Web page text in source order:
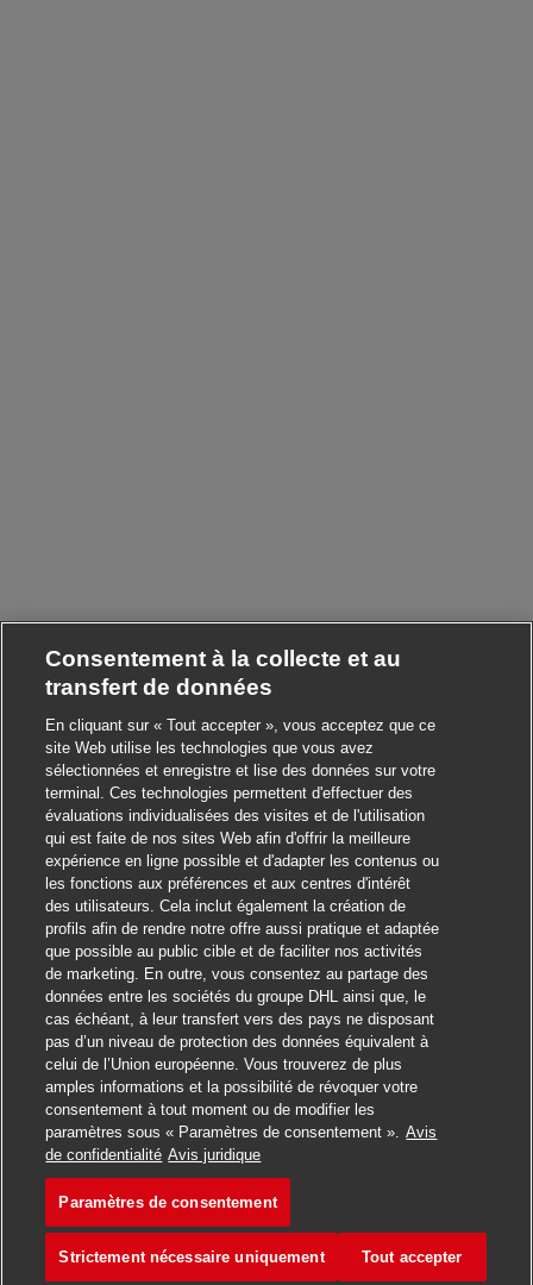
Postuler
Favori
Consentement à la collecte et au
transfert de données
En cliquant sur « Tout accepter », vous acceptez que ce
site Web utilise les technologies que vous avez
sélectionnées et enregistre et lise des données sur votre
terminal. Ces technologies permettent d'effectuer des
évaluations individualisées des visites et de l'utilisation
qui est faite de nos sites Web afin d'offrir la meilleure
expérience en ligne possible et d'adapter les contenus ou
les fonctions aux préférences et aux centres d'intérêt
des utilisateurs. Cela inclut également la création de
profils afin de rendre notre offre aussi pratique et adaptée
que possible au public cible et de faciliter nos activités
de marketing. En outre, vous consentez au partage des
données entre les sociétés du groupe DHL ainsi que, le
cas échéant, à leur transfert vers des pays ne disposant
pas d’un niveau de protection des données équivalent à
celui de l’Union européenne. Vous trouverez de plus
amples informations et la possibilité de révoquer votre
consentement à tout moment ou de modifier les
paramètres sous « Paramètres de consentement ». Avis
de confidentialité Avis juridique
Paramètres de consentement
Strictement nécessaire uniquement Tout accepter